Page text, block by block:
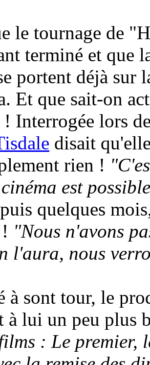
le tournage de
terminé et que
portent déjà sur
Et que sait-on
Interrogée lors
disait
rien !
est
quelques
"Nous n'avons
l'aura, nous
à sont tour, le
à lui un peu plus
: Le premier,